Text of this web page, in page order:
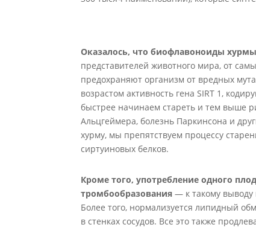
Оказалось, что биофлавоноиды
представителей животного мира, от
предохраняют организм от вредных
возрастом активность гена SIRT 1,
быстрее начинаем стареть и тем выше
Альцгеймера, болезнь Паркинсона и
хурму, мы препятствуем процессу
сиртуиновых белков.
Кроме того, употребление одного
тромбообразования— к такому выводу
Более того, нормализуется липидный
в стенках сосудов. Все это также